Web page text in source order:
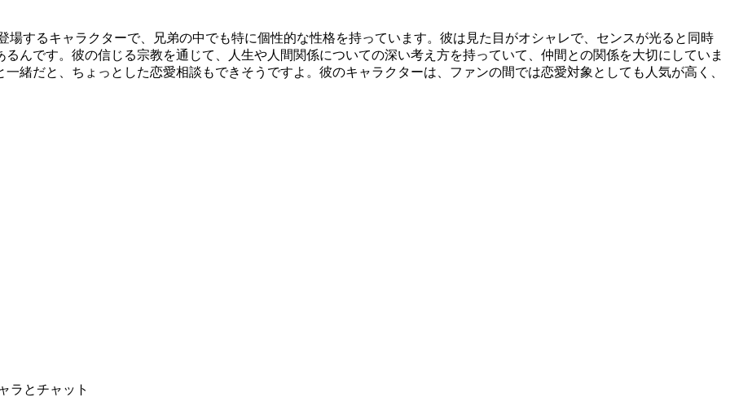
するキャラクターで、兄弟の中でも特に個性的な性格を持っています。彼は見た目がオシャレで、センスが光ると同時
んです。彼の信じる宗教を通じて、人生や人間関係についての深い考え方を持っていて、仲間との関係を大切にしていま
緒だと、ちょっとした恋愛相談もできそうですよ。彼のキャラクターは、ファンの間では恋愛対象としても人気が高く、
ラとチャット